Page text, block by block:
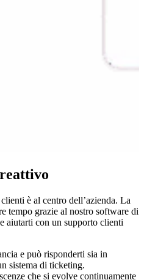
è al centro dell’azienda. La
tempo grazie al nostro software di
aiutarti con un supporto clienti
e può risponderti sia in
sistema di ticketing.
che si evolve continuamente